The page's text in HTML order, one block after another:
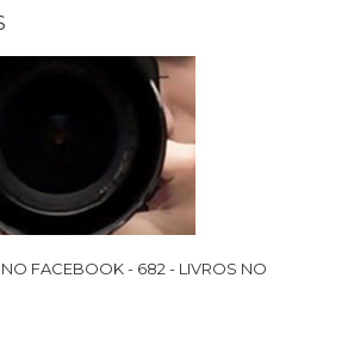
FACEBOOK - 682 - LIVROS NO